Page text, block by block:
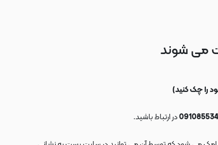
می شوند
در ارتباط باشید.